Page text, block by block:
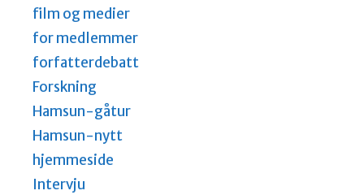
film og medier
for medlemmer
forfatterdebatt
Forskning
Hamsun-gåtur
Hamsun-nytt
hjemmeside
Intervju